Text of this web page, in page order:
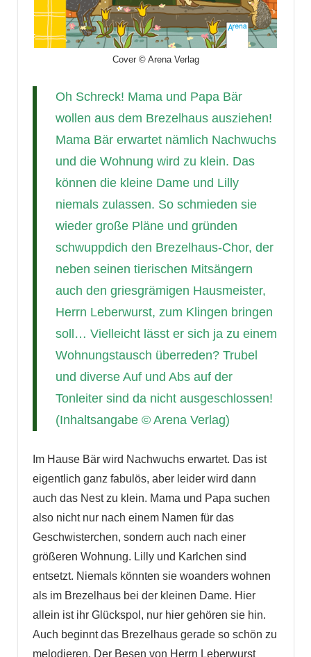
Cover © Arena Verlag
Oh Schreck! Mama und Papa Bär
wollen aus dem Brezelhaus ausziehen!
Mama Bär erwartet nämlich Nachwuchs
und die Wohnung wird zu klein. Das
können die kleine Dame und Lilly
niemals zulassen. So schmieden sie
wieder große Pläne und gründen
schwuppdich den Brezelhaus-Chor, der
neben seinen tierischen Mitsängern
auch den griesgrämigen Hausmeister,
Herrn Leberwurst, zum Klingen bringen
soll… Vielleicht lässt er sich ja zu einem
Wohnungstausch überreden? Trubel
und diverse Auf und Abs auf der
Tonleiter sind da nicht ausgeschlossen!
(Inhaltsangabe © Arena Verlag)
Im Hause Bär wird Nachwuchs erwartet. Das ist
eigentlich ganz fabulös, aber leider wird dann
auch das Nest zu klein. Mama und Papa suchen
also nicht nur nach einem Namen für das
Geschwisterchen, sondern auch nach einer
größeren Wohnung. Lilly und Karlchen sind
entsetzt. Niemals könnten sie woanders wohnen
als im Brezelhaus bei der kleinen Dame. Hier
allein ist ihr Glückspol, nur hier gehören sie hin.
Auch beginnt das Brezelhaus gerade so schön zu
melodieren. Der Besen von Herrn Leberwurst